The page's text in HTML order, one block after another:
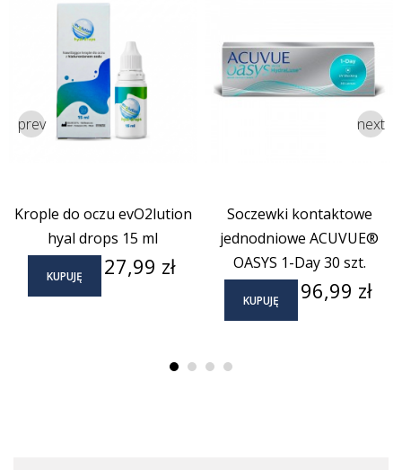
Krople do oczu evO2lution
hyal drops 15 ml
KUPUJĘ Cena
27,99 zł
Soczewki kontaktowe
jednodniowe ACUVUE®
OASYS 1-Day 30 szt.
KUPUJĘ Cena
96,99 zł
prev next